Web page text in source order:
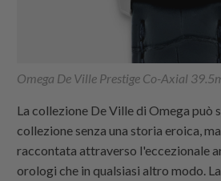
Omega De Ville Prestige Co-Axial
La collezione De Ville di Omega può
collezione senza una storia eroica,
raccontata attraverso l'eccezionale
orologi che in qualsiasi altro modo.